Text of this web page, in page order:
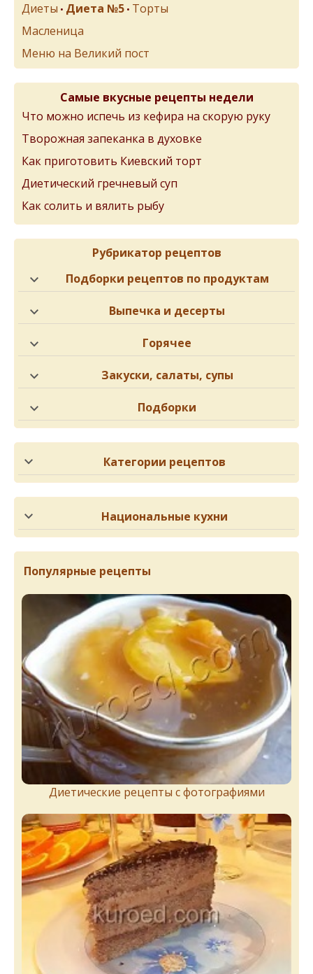
Диеты • Диета №5 • Торты
Масленица
Меню на Великий пост
Самые вкусные рецепты недели
Что можно испечь из кефира на скорую руку
Творожная запеканка в духовке
Как приготовить Киевский торт
Диетический гречневый суп
Как солить и вялить рыбу
Рубрикатор рецептов
Подборки рецептов по продуктам
Выпечка и десерты
Горячее
Закуски, салаты, супы
Подборки
Категории рецептов
Национальные кухни
Популярные рецепты
Диетические рецепты с фотографиями